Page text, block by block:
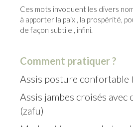
Ces mots invoquent les divers
à apporter la paix , la prospérité,
de façon subtile , infini.
Comment pratiquer ?
Assis posture confortable
Assis jambes croisés avec
(zafu)